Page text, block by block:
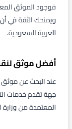
فوجود الموثق
ويمنحك الثقة في
العربية السعودية.
أفضل موثق
عند البحث عن موثق
جهة تقدم خدمات
المعتمدة من وزارة